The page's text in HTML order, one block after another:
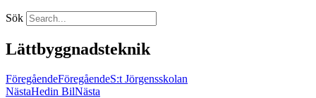
Sök
Lättbyggnadsteknik
FöregåendeFöregåendeS:t Jörgensskolan
NästaHedin BilNästa